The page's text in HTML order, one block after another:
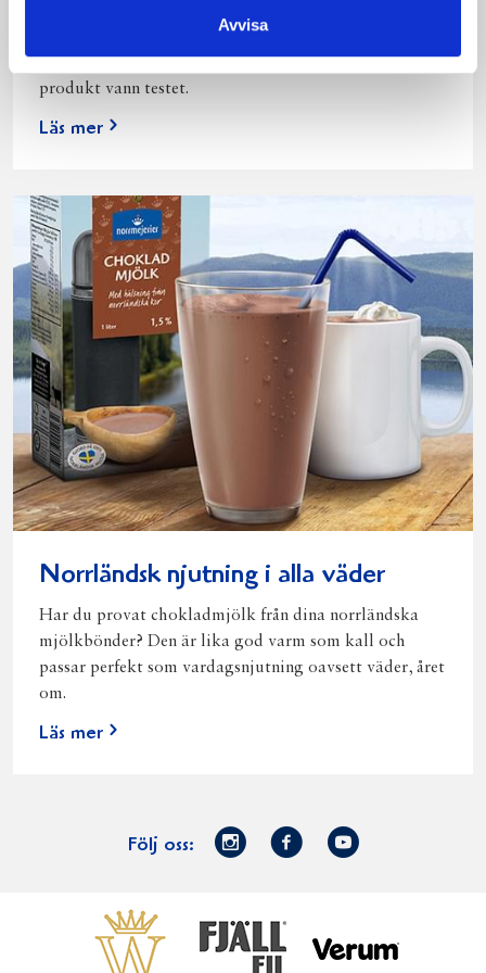
Avvisa
är bäst i smaktest när norrlänningarna sagt sitt. Fler än
200 norrlänningar fick deltog vid provsmakningen. Vår
produkt vann testet.
Läs mer
Norrländsk njutning i alla väder
Har du provat chokladmjölk från dina norrländska
mjölkbönder? Den är lika god varm som kall och
passar perfekt som vardagsnjutning oavsett väder, året
om.
Läs mer
Följ oss:
Norrmejerier
Facebook
Youtube
VästerbottensostFjällfil